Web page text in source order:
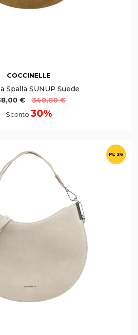
COCCINELLE
Spalla SUNUP Suede
€
340,00 €
Sconto 30%
PE 26